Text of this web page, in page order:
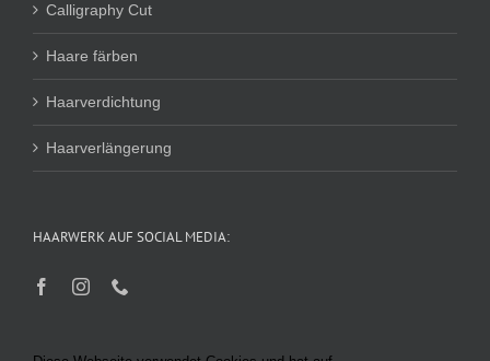
Calligraphy Cut
Haare färben
Haarverdichtung
Haarverlängerung
HAARWERK AUF SOCIAL MEDIA: